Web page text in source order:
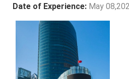
Date of Experience: May